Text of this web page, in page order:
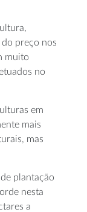
preço nos
muito
no
em
mais
mas
plantação
nesta
a